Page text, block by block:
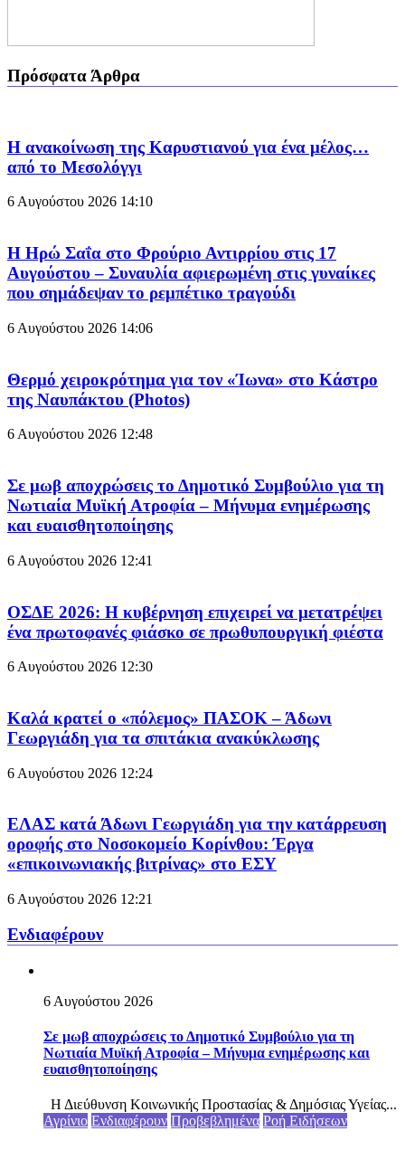
Πρόσφατα Άρθρα
Η ανακοίνωση της Καρυστιανού για ένα μέλος…
από το Μεσολόγγι
6 Αυγούστου 2026 14:10
Η Ηρώ Σαΐα στο Φρούριο Αντιρρίου στις 17
Αυγούστου – Συναυλία αφιερωμένη στις γυναίκες
που σημάδεψαν το ρεμπέτικο τραγούδι
6 Αυγούστου 2026 14:06
Θερμό χειροκρότημα για τον «Ίωνα» στο Κάστρο
της Ναυπάκτου (Photos)
6 Αυγούστου 2026 12:48
Σε μωβ αποχρώσεις το Δημοτικό Συμβούλιο για τη
Νωτιαία Μυϊκή Ατροφία – Μήνυμα ενημέρωσης
και ευαισθητοποίησης
6 Αυγούστου 2026 12:41
ΟΣΔΕ 2026: Η κυβέρνηση επιχειρεί να μετατρέψει
ένα πρωτοφανές φιάσκο σε πρωθυπουργική φιέστα
6 Αυγούστου 2026 12:30
Καλά κρατεί ο «πόλεμος» ΠΑΣΟΚ – Άδωνι
Γεωργιάδη για τα σπιτάκια ανακύκλωσης
6 Αυγούστου 2026 12:24
ΕΛΑΣ κατά Άδωνι Γεωργιάδη για την κατάρρευση
οροφής στο Νοσοκομείο Κορίνθου: Έργα
«επικοινωνιακής βιτρίνας» στο ΕΣΥ
6 Αυγούστου 2026 12:21
Ενδιαφέρουν
6 Αυγούστου 2026
Σε μωβ αποχρώσεις το Δημοτικό Συμβούλιο για τη
Νωτιαία Μυϊκή Ατροφία – Μήνυμα ενημέρωσης και
ευαισθητοποίησης
Η Διεύθυνση Κοινωνικής Προστασίας & Δημόσιας Υγείας...
Αγρίνιο Ενδιαφέρουν Προβεβλημένα Ροή Ειδήσεων